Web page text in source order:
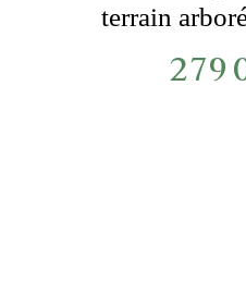
terrain
279